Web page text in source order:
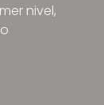
nivel,